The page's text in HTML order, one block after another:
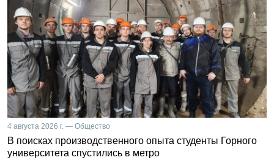
4 августа 2026 г. — Общество
В поисках производственного опыта студенты Горного
университета спустились в метро